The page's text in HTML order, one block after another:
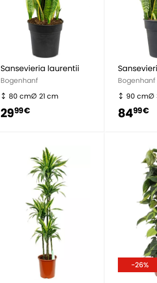
Sansevieria laurentii
Bogenhanf
80 cm
21 cm
2999 €
Bogenhanf
90 cm
8499 €
-26%